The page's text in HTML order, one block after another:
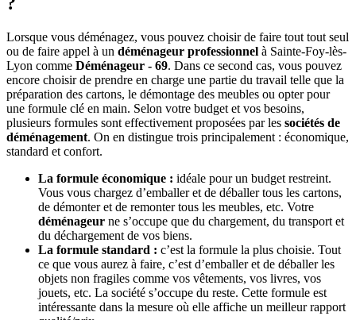
Lorsque vous déménagez, vous pouvez choisir de faire tout tout seul
ou de faire appel à un déménageur professionnel à Sainte-Foy-lès-
Lyon comme Déménageur - 69. Dans ce second cas, vous pouvez
encore choisir de prendre en charge une partie du travail telle que la
préparation des cartons, le démontage des meubles ou opter pour
une formule clé en main. Selon votre budget et vos besoins,
plusieurs formules sont effectivement proposées par les sociétés de
déménagement. On en distingue trois principalement : économique,
standard et confort.
La formule économique : idéale pour un budget restreint.
Vous vous chargez d’emballer et de déballer tous les cartons,
de démonter et de remonter tous les meubles, etc. Votre
déménageur ne s’occupe que du chargement, du transport et
du déchargement de vos biens.
La formule standard : c’est la formule la plus choisie. Tout
ce que vous aurez à faire, c’est d’emballer et de déballer les
objets non fragiles comme vos vêtements, vos livres, vos
jouets, etc. La société s’occupe du reste. Cette formule est
intéressante dans la mesure où elle affiche un meilleur rapport